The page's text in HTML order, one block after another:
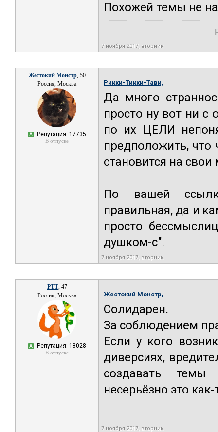
Похожей темы не
7 ноября 2017, вторник
Жестокий Монстр, 50
Россия, Москва
А Репутация: 17735
В отпуске
Рикки-Тикки-Тави,
Да много
просто ну вот ни с
по их ЦЕЛИ
предположить, что
становится на
По вашей
правильная, да и
просто
душком-с".
7 ноября 2017, вторник
РТТ, 47
Россия, Москва
А Репутация: 18028
В отпуске
Жестокий Монстр,
Солидарен.
За соблюдением
Если у кого
диверсиях,
создавать темы
несерьёзно это
7 ноября 2017, вторник